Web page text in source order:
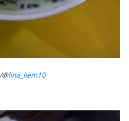
lina_liem10